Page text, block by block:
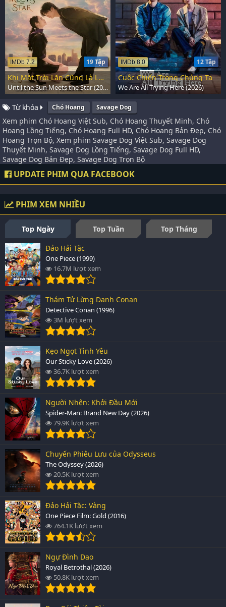
19 Tập
IMDb 7.2
Khi Mặt Trời Lặn Cũng Là Lúc Các Vì Sao Xuất Hiện
Until the Sun Meets the Star (2025)
12 Tập
IMDb 8.0
Cuộc Chiến Trong Chúng Ta
We Are All Trying Here (2026)
Từ khóa Chó Hoang Savage Dog
Xem phim Chó Hoang Việt Sub, Chó Hoang Thuyết Minh, Chó
Hoang Lồng Tiếng, Chó Hoang Full HD, Chó Hoang Bản Đẹp, Chó
Hoang Trọn Bộ, Xem phim Savage Dog Việt Sub, Savage Dog
Thuyết Minh, Savage Dog Lồng Tiếng, Savage Dog Full HD,
Savage Dog Bản Đẹp, Savage Dog Trọn Bộ
UPDATE PHIM QUA FACEBOOK
PHIM XEM NHIỀU
Top Ngày Top Tuần
Top Tháng
Đảo Hải Tặc
One Piece (1999)
16.7M lượt xem
Thám Tử Lừng Danh Conan
Detective Conan (1996)
3M lượt xem
Kẹo Ngọt Tình Yêu
Our Sticky Love (2026)
36.7K lượt xem
Người Nhện: Khởi Đầu Mới
Spider-Man: Brand New Day (2026)
79.9K lượt xem
Chuyến Phiêu Lưu của Odysseus
The Odyssey (2026)
20.5K lượt xem
Đảo Hải Tặc: Vàng
One Piece Film: Gold (2016)
764.1K lượt xem
Ngự Đình Dao
Royal Betrothal (2026)
50.8K lượt xem